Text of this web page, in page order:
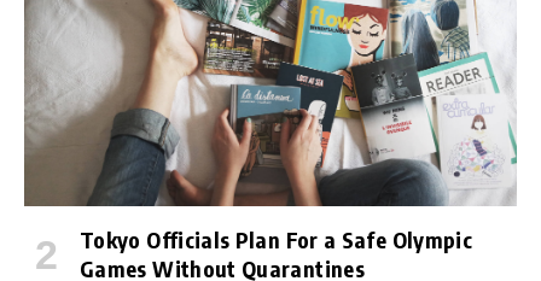
Tokyo Officials Plan For a Safe Olympic
Games Without Quarantines